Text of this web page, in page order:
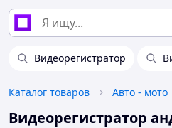
Видеорегистратор
Каталог товаров Авто - мото
Видеорегистратор